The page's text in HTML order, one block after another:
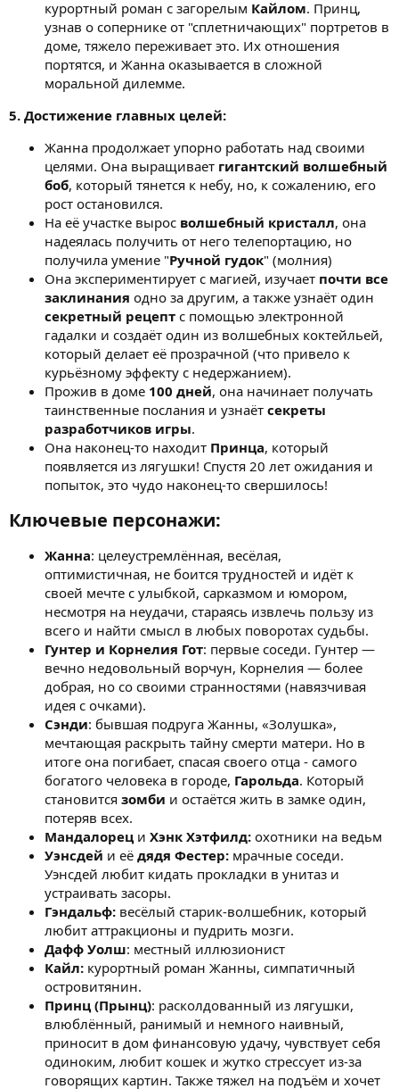
курортный роман с загорелым Кайлом. Принц,
узнав о сопернике от "сплетничающих" портретов в
доме, тяжело переживает это. Их отношения
портятся, и Жанна оказывается в сложной
моральной дилемме.
5. Достижение главных целей:
Жанна продолжает упорно работать над своими
целями. Она выращивает гигантский волшебный
боб, который тянется к небу, но, к сожалению, его
рост остановился.
На её участке вырос волшебный кристалл, она
надеялась получить от него телепортацию, но
получила умение "Ручной гудок" (молния)
Она экспериментирует с магией, изучает почти все
заклинания одно за другим, а также узнаёт один
секретный рецепт с помощью электронной
гадалки и создаёт один из волшебных коктейльей,
который делает её прозрачной (что привело к
курьёзному эффекту с недержанием).
Прожив в доме 100 дней, она начинает получать
таинственные послания и узнаёт секреты
разработчиков игры.
Она наконец-то находит Принца, который
появляется из лягушки! Спустя 20 лет ожидания и
попыток, это чудо наконец-то свершилось!
Ключевые персонажи:​
Жанна: целеустремлённая, весёлая,
оптимистичная, не боится трудностей и идёт к
своей мечте с улыбкой, сарказмом и юмором,
несмотря на неудачи, стараясь извлечь пользу из
всего и найти смысл в любых поворотах судьбы.
Гунтер и Корнелия Гот: первые соседи. Гунтер —
вечно недовольный ворчун, Корнелия — более
добрая, но со своими странностями (навязчивая
идея с очками).
Сэнди: бывшая подруга Жанны, «Золушка»,
мечтающая раскрыть тайну смерти матери. Но в
итоге она погибает, спасая своего отца - самого
богатого человека в городе, Гарольда. Который
становится зомби и остаётся жить в замке один,
потеряв всех.
Мандалорец и Хэнк Хэтфилд: охотники на ведьм
Уэнсдей и её дядя Фестер: мрачные соседи.
Уэнсдей любит кидать прокладки в унитаз и
устраивать засоры.
Гэндальф: весёлый старик-волшебник, который
любит аттракционы и пудрить мозги.
Дафф Уолш: местный иллюзионист
Кайл: курортный роман Жанны, симпатичный
островитянин.
Принц (Прынц): расколдованный из лягушки,
влюблённый, ранимый и немного наивный,
приносит в дом финансовую удачу, чувствует себя
одиноким, любит кошек и жутко стрессует из-за
говорящих картин. Также тяжел на подъём и хочет